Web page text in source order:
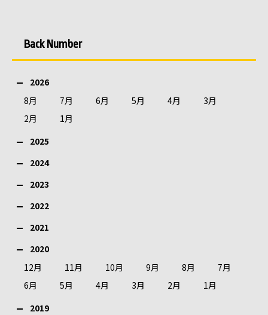
Back Number
2026
8月
7月 6月 5月 4月
3月
2月
1月
2025
2024
2023
2022
2021
2020
12月
11月 10月 9月 8月
7月
6月
5月 4月 3月 2月
1月
2019